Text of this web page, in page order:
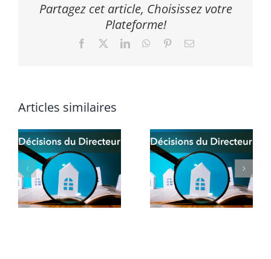
Partagez cet article, Choisissez votre
Plateforme!
Facebook LinkedInWhatsApp
PinterestEmail
Articles similaires